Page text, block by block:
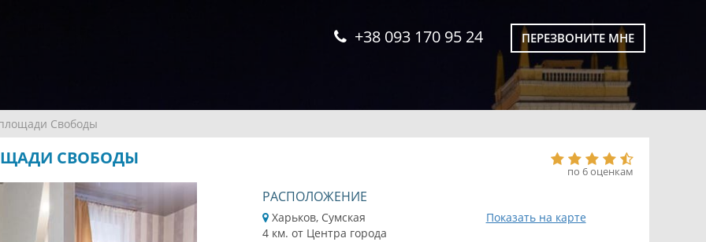
+38 093 170 95 24 ПЕРЕЗВОНИТЕ МНЕ
Свободы
СВОБОДЫ
по 6 оценкам
РАСПОЛОЖЕНИЕ
Харьков, Сумская
Показать на карте
4 км. от Центра города